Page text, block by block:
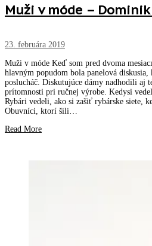
Muži v móde – Dominik
23. februára 2019
Muži v móde Keď som pred dvoma
hlavným popudom bola panelová diskusia,
poslucháč. Diskutujúce dámy nadhodili aj
prítomnosti pri ručnej výrobe. Kedysi
Rybári vedeli, ako si zašiť rybárske siete,
Obuvníci, ktorí šili…
Read More